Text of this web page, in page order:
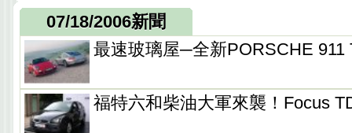
07/18/2006新聞
最速玻璃屋─全新PORSCHE 911
福特六和柴油大軍來襲！Focus